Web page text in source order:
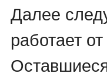
Далее
работает